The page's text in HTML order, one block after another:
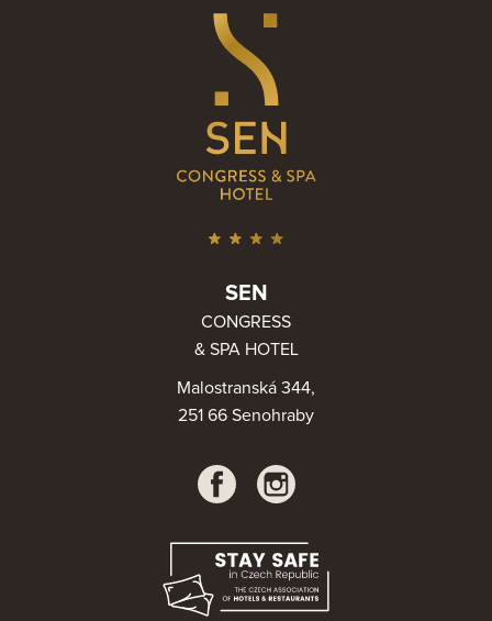
SEN
CONGRESS
& SPA HOTEL
Malostranská 344,
251 66 Senohraby